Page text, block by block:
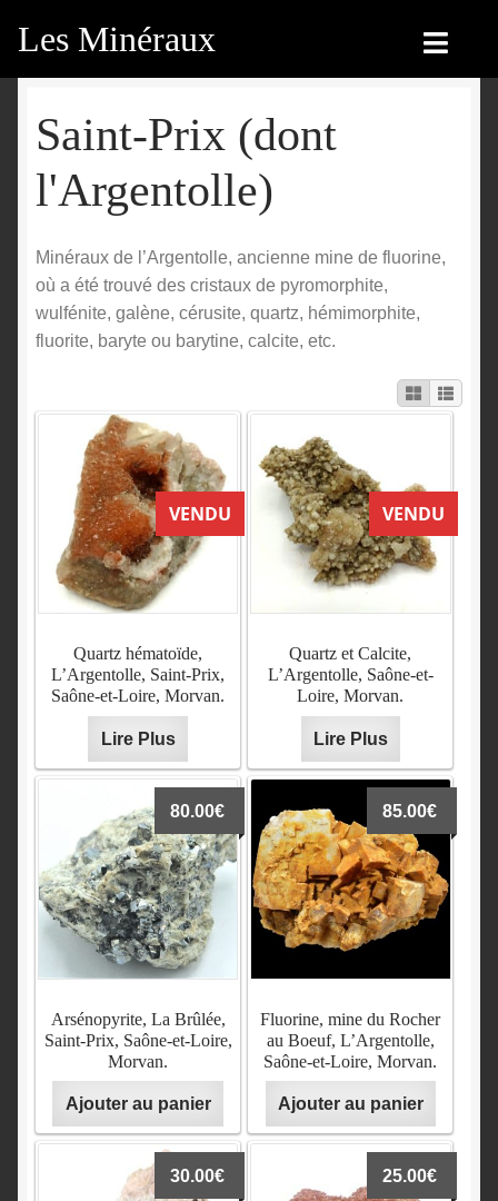
Aller
Aller
Les Minéraux
Catégories
Nouveautés
Achat
Mon compte
Français
English
Boutique
Nouveautés
Blog
Achat
Sites amis
Saint-Prix (dont
l'Argentolle)
Minéraux de l’Argentolle, ancienne mine de fluorine,
où a été trouvé des cristaux de pyromorphite,
wulfénite, galène, cérusite, quartz, hémimorphite,
fluorite, baryte ou barytine, calcite, etc.
VENDU
Quartz hématoïde,
L’Argentolle, Saint-Prix,
Saône-et-Loire, Morvan.
Lire Plus
VENDU
Quartz et Calcite,
L’Argentolle, Saône-et-
Loire, Morvan.
Lire Plus
Arsénopyrite, La Brûlée,
Saint-Prix, Saône-et-Loire,
Morvan.
80.00€
Ajouter au panier
Fluorine, mine du Rocher
au Boeuf, L’Argentolle,
Saône-et-Loire, Morvan.
85.00€
Ajouter au panier
30.00€ 25.00€